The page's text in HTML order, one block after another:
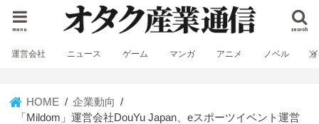
search
menu
運営会社 ニュース ゲーム マンガ アニメ ノベル
HOME
企業動向
「Mildom」運営会社DouYu Japan、eスポーツイベント運営